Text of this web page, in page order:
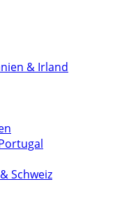
& Irland
Schweiz